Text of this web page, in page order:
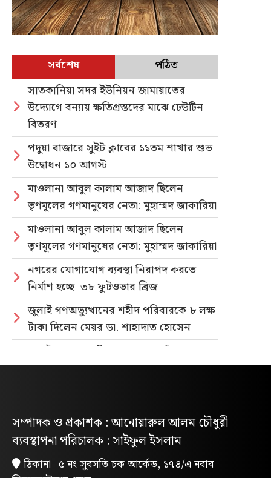
সর্বশেষ
পঠিত
সাতকানিয়া সদর ইউনিয়ন জামায়াতের
উদ্যোগে বন্যায় ক্ষতিগ্রস্তদের মাঝে ঢেউটিন
বিতরণ
পদুয়া বাজারে সুইট ক্লাবের ১১তম শাখার শুভ
উদ্বোধন ১০ আগস্ট
মাওলানা আবুল কালাম আজাদ ছিলেন
তৃণমূলের গণমানুষের নেতা: মুহাম্মদ জাকারিয়া
মাওলানা আবুল কালাম আজাদ ছিলেন
তৃণমূলের গণমানুষের নেতা: মুহাম্মদ জাকারিয়া
নগরের যোগাযোগ ব্যবস্থা নিরাপদ করতে
নির্মাণ হচ্ছে ৩৮ ফুটওভার ব্রিজ
জুলাই গণঅভ্যুত্থানের শহীদ পরিবারকে ৮ লক্ষ
টাকা দিলেন মেয়র ডা. শাহাদাত হোসেন
জুলাই গণহত্যার বিচার ও গণভোটের গণরায়
বাস্তবায়নের দাবিতে জাতীয় ছাত্রশক্তির
পরিবেশবান্ধব ই-রিকশার লাইসেন্স
গণভোটের রায় ও জুলাই সনদ বাস্তবায়নের
দাবিতে লোহাগাড়ায় ছাত্রশিবিরের বিক্ষোভ
সম্পাদক ও প্রকাশক : আনোয়ারুল আলম চৌধুরী
ব্যবস্থাপনা পরিচালক : সাইফুল ইসলাম
ঠিকানা- ৫ নং সুবসতি চক আর্কেড, ১৭৪/এ নবাব